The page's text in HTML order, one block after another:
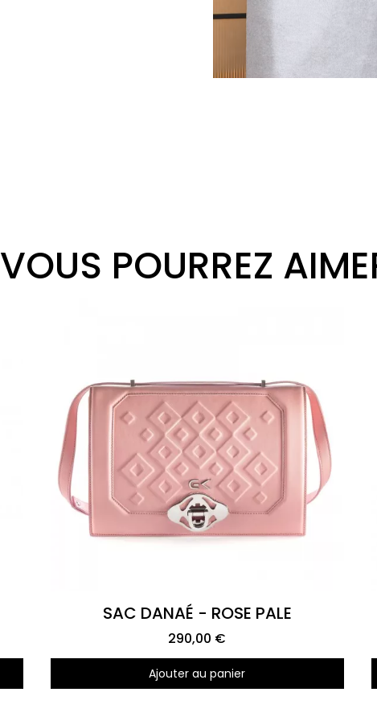
VOUS POURREZ
Aperçu rapide
SAC DANAÉ - ROSE PALE
290,00 €
Ajouter au panier